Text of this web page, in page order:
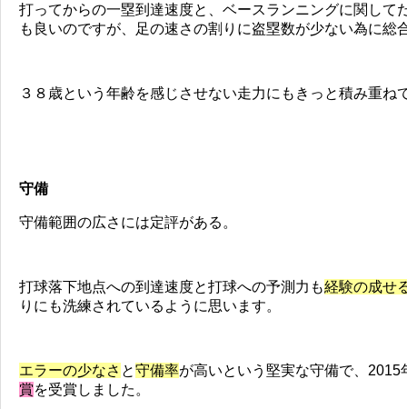
打ってからの一塁到達速度と、ベースランニングに関して
も良いのですが、足の速さの割りに盗塁数が少ない為に総
３８歳という年齢を感じさせない走力にもきっと積み重ね
守備
守備範囲の広さには定評がある。
打球落下地点への到達速度と打球への予測力も経験の成せ
りにも洗練されているように思います。
エラーの少なさ と守備率が高いという堅実な守備で、2015
賞を受賞しました。